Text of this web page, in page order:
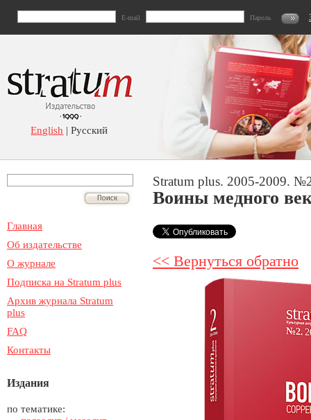
E-mail Пароль
English | Русский
Главная
Об издательстве
О журнале
Подписка на Stratum plus
Архив журнала Stratum
plus
FAQ
Контакты
Издания
по тематике:
Stratum plus. 2005-2009.
Воины медного
<< Вернуться обратно